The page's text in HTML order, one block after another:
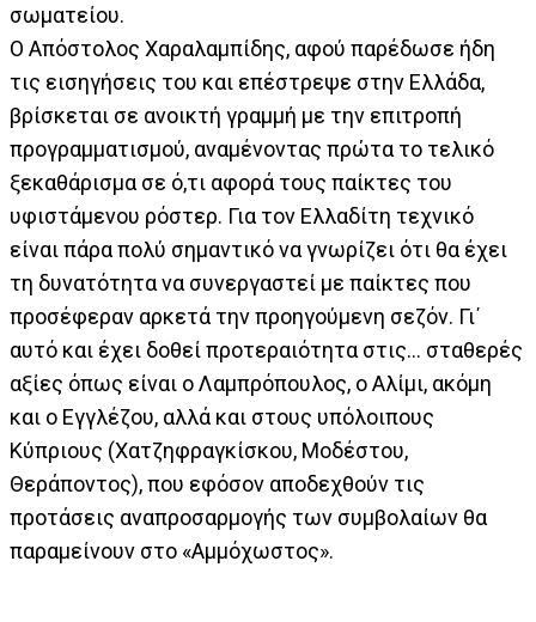
σωματείου.
Ο Απόστολος Χαραλαμπίδης, αφού παρέδωσε ήδη
τις εισηγήσεις του και επέστρεψε στην Ελλάδα,
βρίσκεται σε ανοικτή γραμμή με την επιτροπή
προγραμματισμού, αναμένοντας πρώτα το τελικό
ξεκαθάρισμα σε ό,τι αφορά τους παίκτες του
υφιστάμενου ρόστερ. Για τον Ελλαδίτη τεχνικό
είναι πάρα πολύ σημαντικό να γνωρίζει ότι θα έχει
τη δυνατότητα να συνεργαστεί με παίκτες που
προσέφεραν αρκετά την προηγούμενη σεζόν. Γι΄
αυτό και έχει δοθεί προτεραιότητα στις… σταθερές
αξίες όπως είναι ο Λαμπρόπουλος, ο Αλίμι, ακόμη
και ο Εγγλέζου, αλλά και στους υπόλοιπους
Κύπριους (Χατζηφραγκίσκου, Μοδέστου,
Θεράποντος), που εφόσον αποδεχθούν τις
προτάσεις αναπροσαρμογής των συμβολαίων θα
παραμείνουν στο «Αμμόχωστος».